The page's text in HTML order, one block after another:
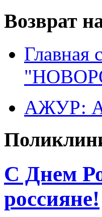
Возврат
Главная
АЖУР:
C Днем
россияне!